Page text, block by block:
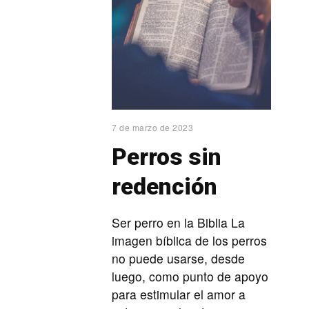
7 de marzo de 2023
Perros sin
redención
Ser perro en la Biblia La
imagen bíblica de los perros
no puede usarse, desde
luego, como punto de apoyo
para estimular el amor a